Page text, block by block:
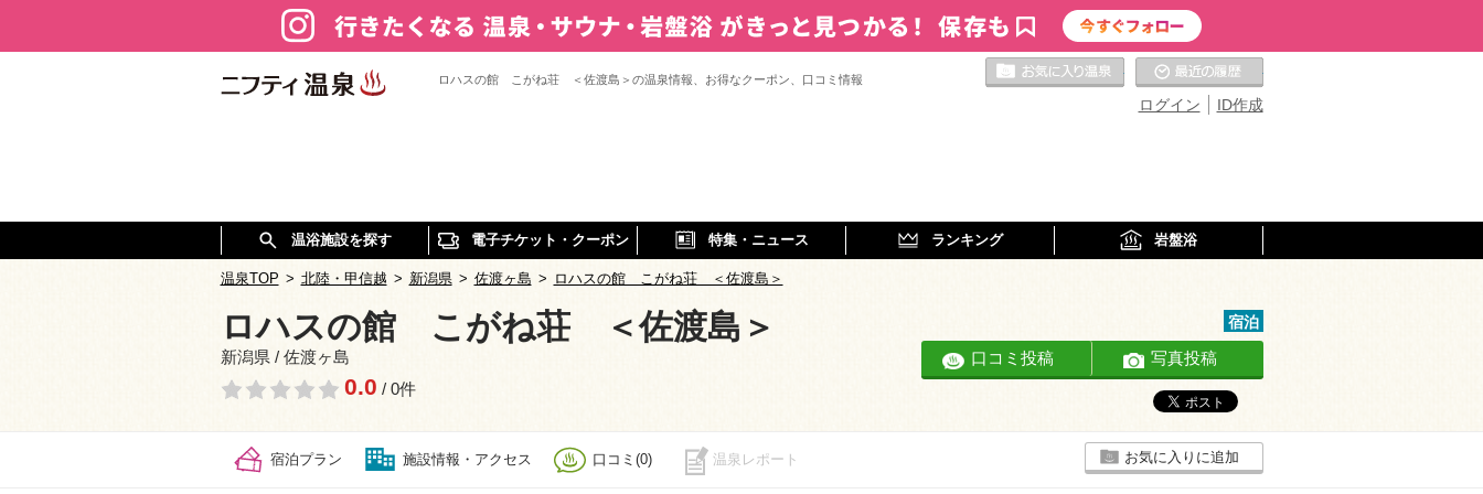
ロハスの館 こがね荘 ＜佐渡島＞の温泉情報、お得なクーポン、口コミ情報
ID作成
ログイン
お気に入りの温泉
温浴施設を探す 電子チケット・クーポン 特集・ニュース ランキング 岩盤浴
温泉TOP > 北陸・甲信越 > 新潟県 > 佐渡ヶ島 > ロハスの館 こがね荘 ＜佐渡島＞
ロハスの館 こがね荘 ＜佐渡島＞
新潟県 / 佐渡ヶ島
0.0 / 0件
宿泊
口コミ投稿 写真投稿
宿泊プラン 施設情報・アクセス 口コミ(0) 温泉レポート お気に入りに追加